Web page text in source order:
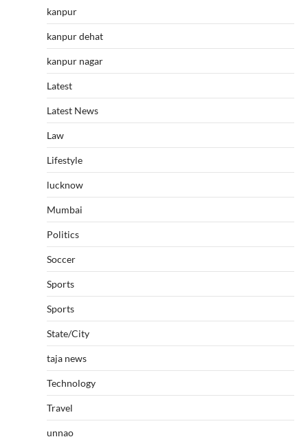
kanpur
kanpur dehat
kanpur nagar
Latest
Latest News
Law
Lifestyle
lucknow
Mumbai
Politics
Soccer
Sports
Sports
State/City
taja news
Technology
Travel
unnao